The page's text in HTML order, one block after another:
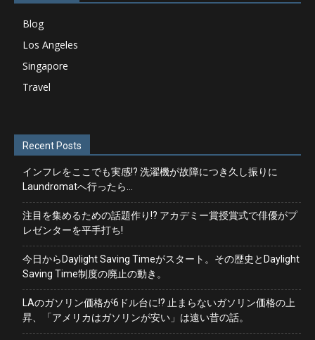
Blog
Los Angeles
Singapore
Travel
Recent Posts
インフレをここでも実感!? 洗濯機が故障につき久し振りに
Laundromatへ行ったら…
注目を集めるための話題作り!? アカデミー賞授賞式で俳優がプ
レゼンターを平手打ち!
今日からDaylight Saving Timeがスタート。その歴史とDaylight
Saving Time制度の廃止の動き。
LAのガソリン価格が6ドル台に!? 止まらないガソリン価格の上
昇、「アメリカはガソリンが安い」は遠い昔の話。